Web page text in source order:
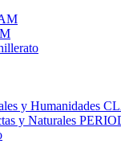
y Humanidades
y Naturales